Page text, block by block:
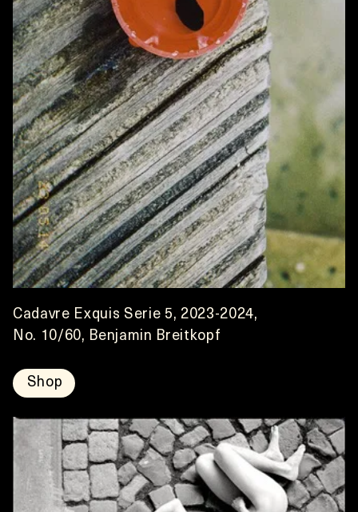
Cadavre Exquis Serie 5, 2023-2024,
No. 10/60, Benjamin Breitkopf
Shop